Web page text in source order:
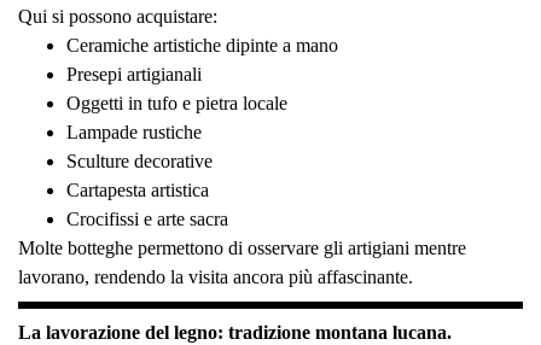
Qui si possono acquistare:
Ceramiche artistiche dipinte a mano
Presepi artigianali
Oggetti in tufo e pietra locale
Lampade rustiche
Sculture decorative
Cartapesta artistica
Crocifissi e arte sacra
Molte botteghe permettono di osservare gli artigiani mentre
lavorano, rendendo la visita ancora più affascinante.
La lavorazione del legno: tradizione montana lucana.